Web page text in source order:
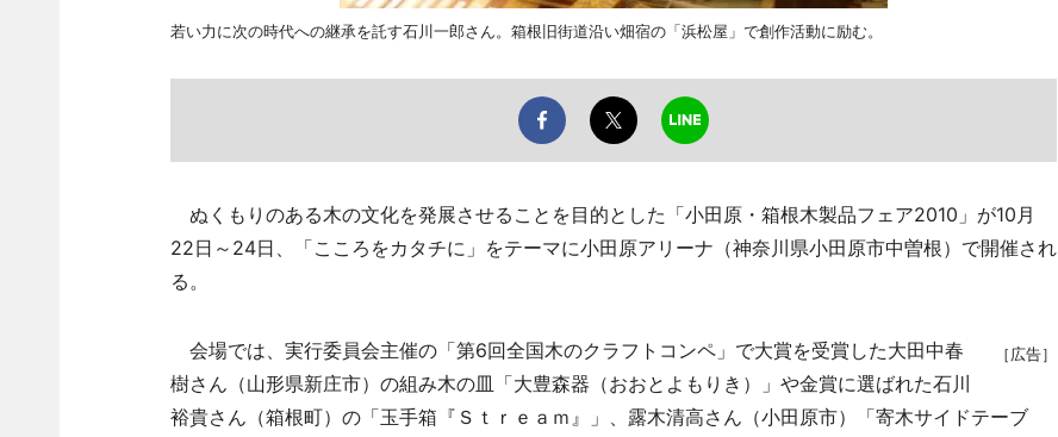
若い力に次の時代への継承を託す石川一郎さん。箱根旧街道沿い畑宿の「浜松屋」で創作活動に励む。
ぬくもりのある木の文化を発展させることを目的とした「小田原・箱根木製品フェア2010」が10月
22日～24日、「こころをカタチに」をテーマに小田原アリーナ（神奈川県小田原市中曽根）で開催され
る。
［広告］
会場では、実行委員会主催の「第6回全国木のクラフトコンペ」で大賞を受賞した大田中春
樹さん（山形県新庄市）の組み木の皿「大豊森器（おおとよもりき）」や金賞に選ばれた石川
裕貴さん（箱根町）の「玉手箱『Ｓｔｒｅａｍ』」、露木清高さん（小田原市）「寄木サイドテーブ